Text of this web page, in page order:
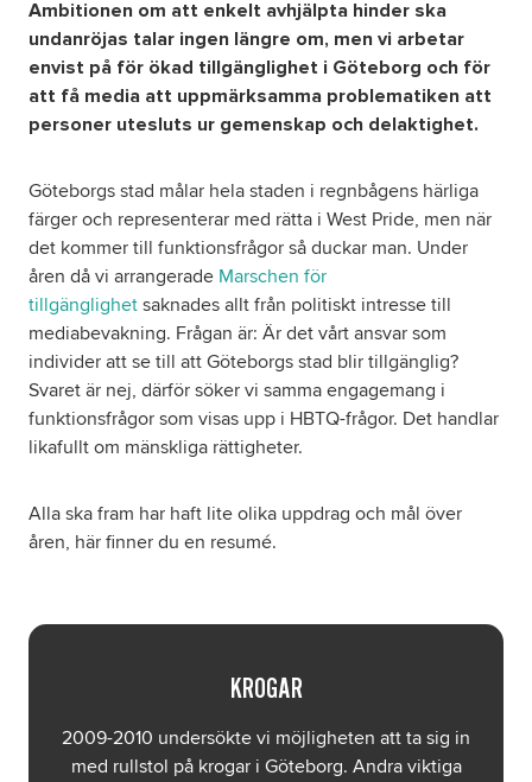
Nyheter
Ordlista
Tillgänglighetsredogörelse
GDPR
Ambitionen om att enkelt avhjälpta hinder ska
undanröjas talar ingen längre om, men vi arbetar
envist på för ökad tillgänglighet i Göteborg och för
att få media att uppmärksamma problematiken att
personer utesluts ur gemenskap och delaktighet.
Göteborgs stad målar hela staden i regnbågens härliga
färger och representerar med rätta i West Pride, men när
det kommer till funktionsfrågor så duckar man. Under
åren då vi arrangerade Marschen för
tillgänglighet saknades allt från politiskt intresse till
mediabevakning. Frågan är: Är det vårt ansvar som
individer att se till att Göteborgs stad blir tillgänglig?
Svaret är nej, därför söker vi samma engagemang i
funktionsfrågor som visas upp i HBTQ-frågor. Det handlar
likafullt om mänskliga rättigheter.
Alla ska fram har haft lite olika uppdrag och mål över
åren, här finner du en resumé.
KROGAR
2009-2010 undersökte vi möjligheten att ta sig in
med rullstol på krogar i Göteborg. Andra viktiga